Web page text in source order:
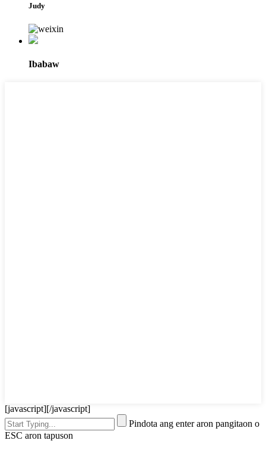
Judy
Ibabaw
[javascript][/javascript]
Pindota ang enter aron pangitaon o
ESC aron tapuson